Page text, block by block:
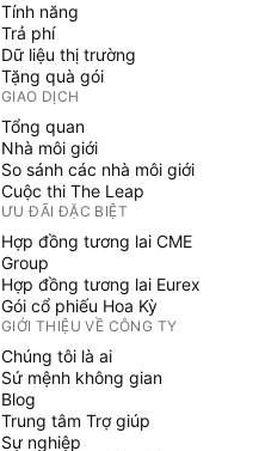
Tính năng
Trả phí
Dữ liệu thị trường
Tặng quà gói
GIAO DỊCH
Tổng quan
Nhà môi giới
So sánh các nhà môi giới
Cuộc thi The Leap
ƯU ĐÃI ĐẶC BIỆT
Hợp đồng tương lai CME
Group
Hợp đồng tương lai Eurex
Gói cổ phiếu Hoa Kỳ
GIỚI THIỆU VỀ CÔNG TY
Chúng tôi là ai
Sứ mệnh không gian
Blog
Trung tâm Trợ giúp
Sự nghiệp